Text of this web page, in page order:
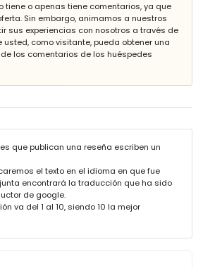
tiene o apenas tiene comentarios, ya que
Sin embargo, animamos a nuestros
sus experiencias con nosotros a través de
como visitante, pueda obtener una
los comentarios de los huéspedes
que publican una reseña escriben un
el texto en el idioma en que fue
encontrará la traducción que ha sido
de google.
va del 1 al 10, siendo 10 la mejor